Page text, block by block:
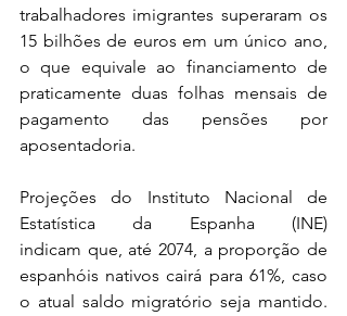
trabalhadores imigrantes superaram os
15 bilhões de euros em um único ano,
o que equivale ao financiamento de
praticamente duas folhas mensais de
pagamento das pensões por
aposentadoria.
Projeções do Instituto Nacional de
Estatística da Espanha (INE)
indicam que, até 2074, a proporção de
espanhóis nativos cairá para 61%, caso
o atual saldo migratório seja mantido.